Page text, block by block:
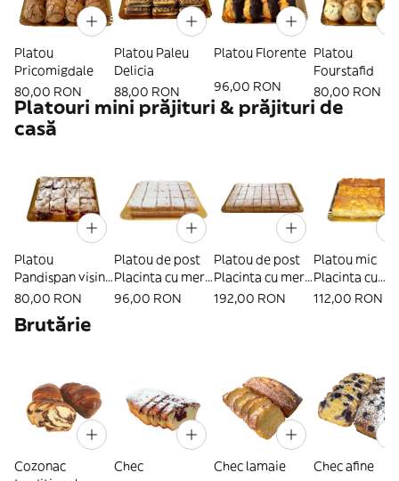
Platou
Pricomigdale
80,00 RON
Platou Paleu
Delicia
88,00 RON
Platou Florente
96,00 RON
Platou
Fourstafid
80,00 RON
Platouri mini prăjituri & prăjituri de
casă
Platou
Pandispan visine
(2-4 persoane)
80,00 RON
Platou de post
Placinta cu mere
(mic)
96,00 RON
Platou de post
Placinta cu mere
(mare)
192,00 RON
Platou mic
Placinta cu
portocale
112,00 RON
Brutărie
Cozonac
Chec Chec lamaie Chec afine